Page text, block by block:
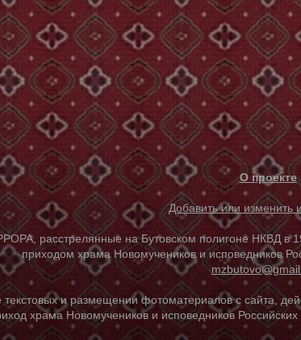
О проекте
Добавить или
расстрелянные на Бутовском полигоне НКВД в
приходом храма Новомучеников и исповедников
текстовых и размещении фотоматериалов с сайта,
храма Новомучеников и исповедников